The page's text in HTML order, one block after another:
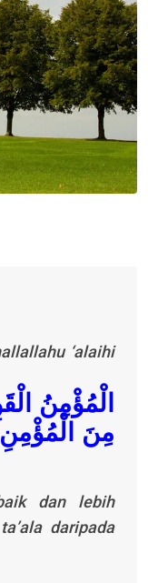
‘alaihi
الْمُؤْمِنُ
مِنَ
dan lebih
daripada